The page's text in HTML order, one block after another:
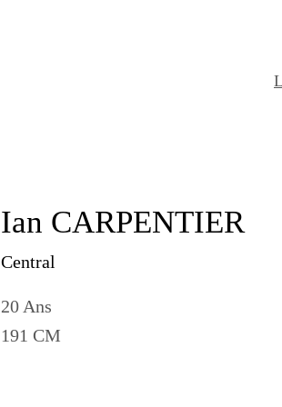
Ian CARPENTIER
Central
20 Ans
191 CM